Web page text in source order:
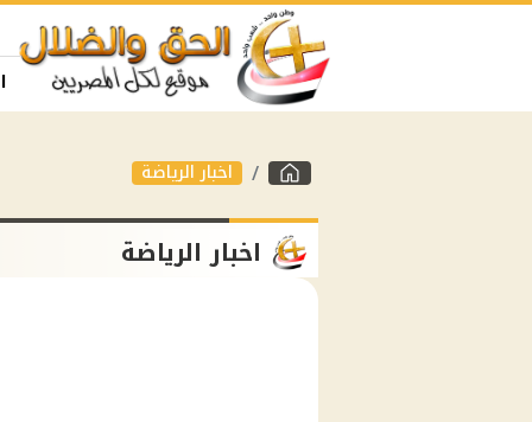
اخبار الرياضة
اخبار الرياضة